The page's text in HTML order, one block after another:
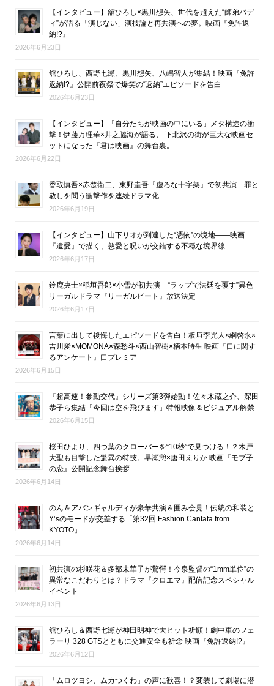
【インタビュー】舘ひろし×黒川想矢、世代を超えた“師弟バデ
ィ”が語る「演じない」演技論と再共演への夢。映画『免許返
納!?』
2026年6月23日
舘ひろし、西野七瀬、黒川想矢、八嶋智人が集結！映画『免許
返納!?』公開前夜祭で爆笑の“返納”エピソードを告白
2026年6月23日
【インタビュー】「自分たちが映画の中にいる」メタ構造の衝
撃！伊藤万理華×井之脇海が語る、 下北沢の街が巨大な映画セ
ットになった『君は映画』の舞台裏。
2026年6月22日
香取慎吾×赤楚衛二、東野圭吾『虚ろな十字架』で初共演 罪と
赦しを問う衝撃作を連続ドラマ化
2026年6月19日
【インタビュー】山下リオが到達した“憑依”の境地――映画
『遺愛』で描く、慈愛と呪いが交錯する不穏な境界線
2026年6月17日
鈴鹿央士×稲垣吾郎×小雪が初共演 “ラップで法廷を覆す”異色
リーガルドラマ『リーガルビート』放送決定
2026年6月17日
言葉に出して後悔したエピソードを告白！板垣李光人×綱啓永×
吉川愛×MOMONA×森愁斗×西山智樹×柄本時生 映画『口に関す
るアンケート』口プレミア
2026年6月15日
『超高速！参勤交代』シリーズ第3弾始動！佐々木蔵之介、深田
恭子ら集結「今回は空を飛びます」特報映像＆ビジュアル解禁
2026年6月15日
桜田ひより、四つ葉のクローバーを“10秒”で見つける！？木戸
大聖も目撃した驚異の特技。早瀬憩×唐田えりか 映画『モブ子
の恋』公開記念舞台挨拶
2026年6月14日
のん＆アバンギャルディが豪華共演＆囲み会見！伝統の和装と
Y’sのモードが交差する「第32回 Fashion Cantata from
KYOTO」
2026年6月14日
初共演の杉咲花＆多部未華子が驚愕！今泉監督の“1mm単位”の
異常なこだわりとは？ドラマ『クロエマ』配信記念スペシャル
イベント
2026年6月13日
舘ひろし＆西野七瀬が神田明神で大ヒット祈願！劇中車のフェ
ラーリ 328 GTSとともに交通安全も祈念 映画『免許返納!?』
2026年6月12日
「ムロツヨシ、ムカつくわ」の声に歓喜！？変装して劇場に潜